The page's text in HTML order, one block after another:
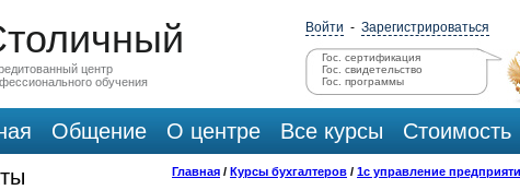
центр
обучения
Войти - Зарегистрироваться
Гос. сертификация
Гос. свидетельство
Гос. программы
Общение О центре Все курсы Стоимость
Главная / Курсы бухгалтеров / 1с управление